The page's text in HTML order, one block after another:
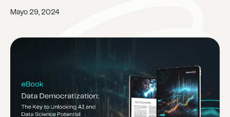
Mayo 29, 2024